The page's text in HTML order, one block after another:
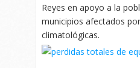
Reyes en apoyo a la
municipios afectados
climatológicas.